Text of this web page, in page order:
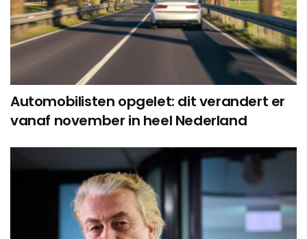
Automobilisten opgelet: dit verandert er
vanaf november in heel Nederland